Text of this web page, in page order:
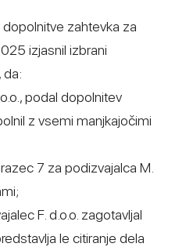
zahtevka za
izjasnil izbrani
da:
podal dopolnitev
z vsemi manjkajočimi
7 za podizvajalca M.
F. d.o.o. zagotavljal
le citiranje dela